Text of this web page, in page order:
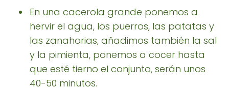
En una cacerola grande ponemos a
hervir el agua, los puerros, las patatas y
las zanahorias, añadimos también la sal
y la pimienta, ponemos a cocer hasta
que esté tierno el conjunto, serán unos
40-50 minutos.